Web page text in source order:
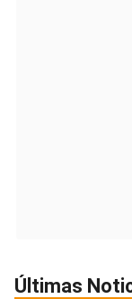
Últimas